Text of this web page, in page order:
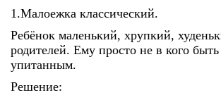
1.Малоежка классический.
Ребёнок маленький, хрупкий,
родителей. Ему просто не в кого
упитанным.
Решение: